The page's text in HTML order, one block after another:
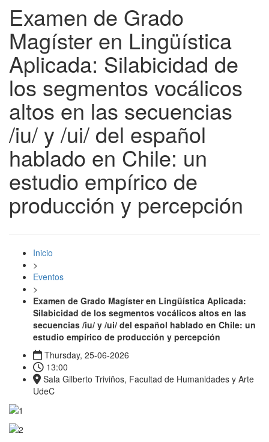
Examen de Grado
Magíster en Lingüística
Aplicada: Silabicidad de
los segmentos vocálicos
altos en las secuencias
/iu/ y /ui/ del español
hablado en Chile: un
estudio empírico de
producción y percepción
Inicio
>
Eventos
>
Examen de Grado Magíster en Lingüística Aplicada:
Silabicidad de los segmentos vocálicos altos en las
secuencias /iu/ y /ui/ del español hablado en Chile: un
estudio empírico de producción y percepción
Thursday, 25-06-2026
13:00
Sala Gilberto Triviños, Facultad de Humanidades y Arte
UdeC